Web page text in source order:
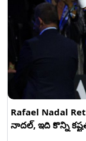
Rafael Nadal
నాదల్, ఇది కొన్ని